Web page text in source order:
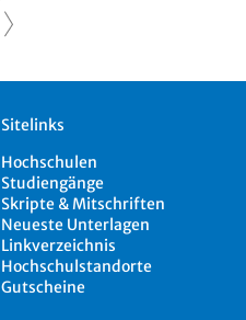
Sitelinks
Hochschulen
Studiengänge
Skripte & Mitschriften
Neueste Unterlagen
Linkverzeichnis
Hochschulstandorte
Gutscheine